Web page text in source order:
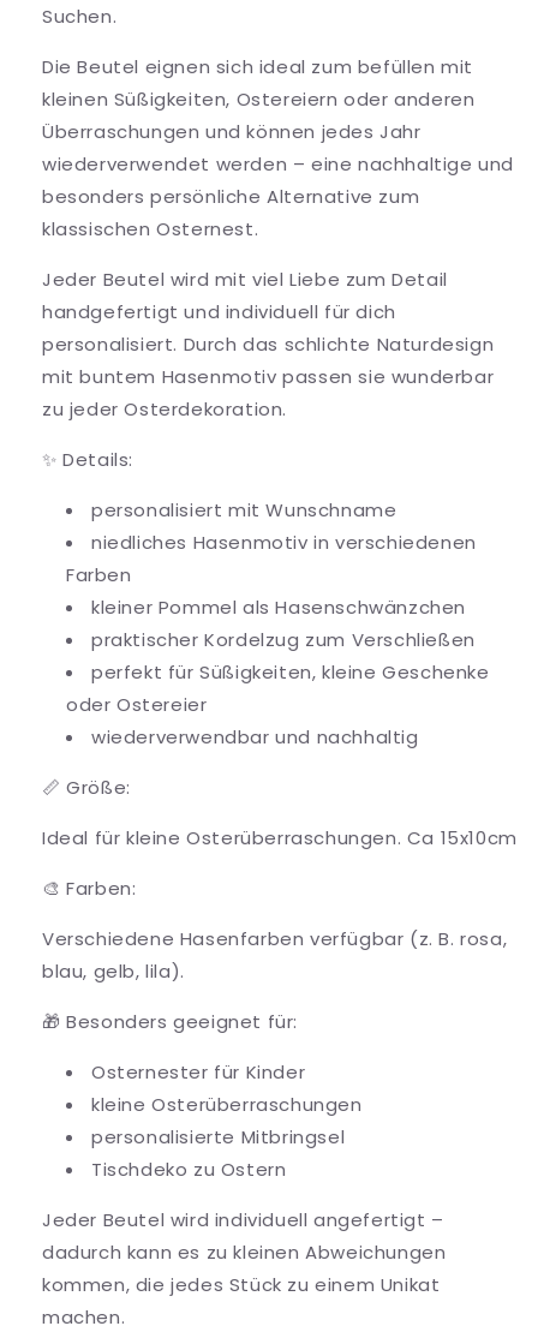
Suchen.
Die Beutel eignen sich ideal zum befüllen mit
kleinen Süßigkeiten, Ostereiern oder anderen
Überraschungen und können jedes Jahr
wiederverwendet werden – eine nachhaltige und
besonders persönliche Alternative zum
klassischen Osternest.
Jeder Beutel wird mit viel Liebe zum Detail
handgefertigt und individuell für dich
personalisiert. Durch das schlichte Naturdesign
mit buntem Hasenmotiv passen sie wunderbar
zu jeder Osterdekoration.
✨ Details:
personalisiert mit Wunschname
niedliches Hasenmotiv in verschiedenen
Farben
kleiner Pommel als Hasenschwänzchen
praktischer Kordelzug zum Verschließen
perfekt für Süßigkeiten, kleine Geschenke
oder Ostereier
wiederverwendbar und nachhaltig
📏 Größe:
Ideal für kleine Osterüberraschungen. Ca 15x10cm
🎨 Farben:
Verschiedene Hasenfarben verfügbar (z. B. rosa,
blau, gelb, lila).
🎁 Besonders geeignet für:
Osternester für Kinder
kleine Osterüberraschungen
personalisierte Mitbringsel
Tischdeko zu Ostern
Jeder Beutel wird individuell angefertigt –
dadurch kann es zu kleinen Abweichungen
kommen, die jedes Stück zu einem Unikat
machen.